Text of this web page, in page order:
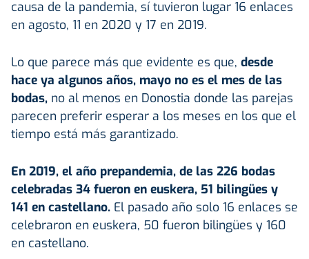
causa de la pandemia, sí tuvieron lugar 16 enlaces
en agosto, 11 en 2020 y 17 en 2019.
Lo que parece más que evidente es que, desde
hace ya algunos años, mayo no es el mes de las
bodas, no al menos en Donostia donde las parejas
parecen preferir esperar a los meses en los que el
tiempo está más garantizado.
En 2019, el año prepandemia, de las 226 bodas
celebradas 34 fueron en euskera, 51 bilingües y
141 en castellano. El pasado año solo 16 enlaces se
celebraron en euskera, 50 fueron bilingües y 160
en castellano.